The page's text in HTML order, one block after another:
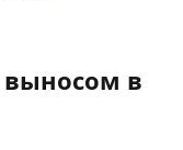
выносом в